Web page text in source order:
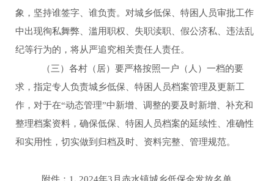
象，坚持谁签字、谁负责。对城乡低保、特困人员审批工作
中出现徇私舞弊、滥用职权、失职渎职、假公济私、违法乱
纪等行为的，将从严追究相关责任人责任。
（三）各村（居）要严格按照一户（人）一档的要
求，指定专人负责城乡低保、特困人员档案管理及更新工
作，对于在“动态管理”中新增、调整的要及时新增、补充和
整理档案资料，确保低保、特困人员档案的延续性、准确性
和实用性，切实做到归档及时、资料完整、管理规范。
附件： 1. 2024年3月赤水镇城乡低保金发放名单